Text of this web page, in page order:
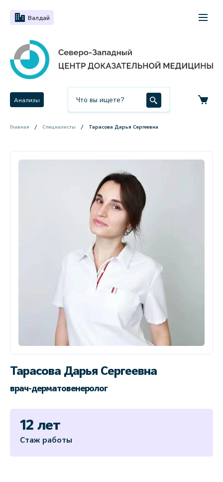
Валдай
Анализы
Главная Специалисты Тарасова Дарья Сергеевна
Тарасова Дарья Сергеевна
врач-дерматовенеролог
12 лет
Стаж работы